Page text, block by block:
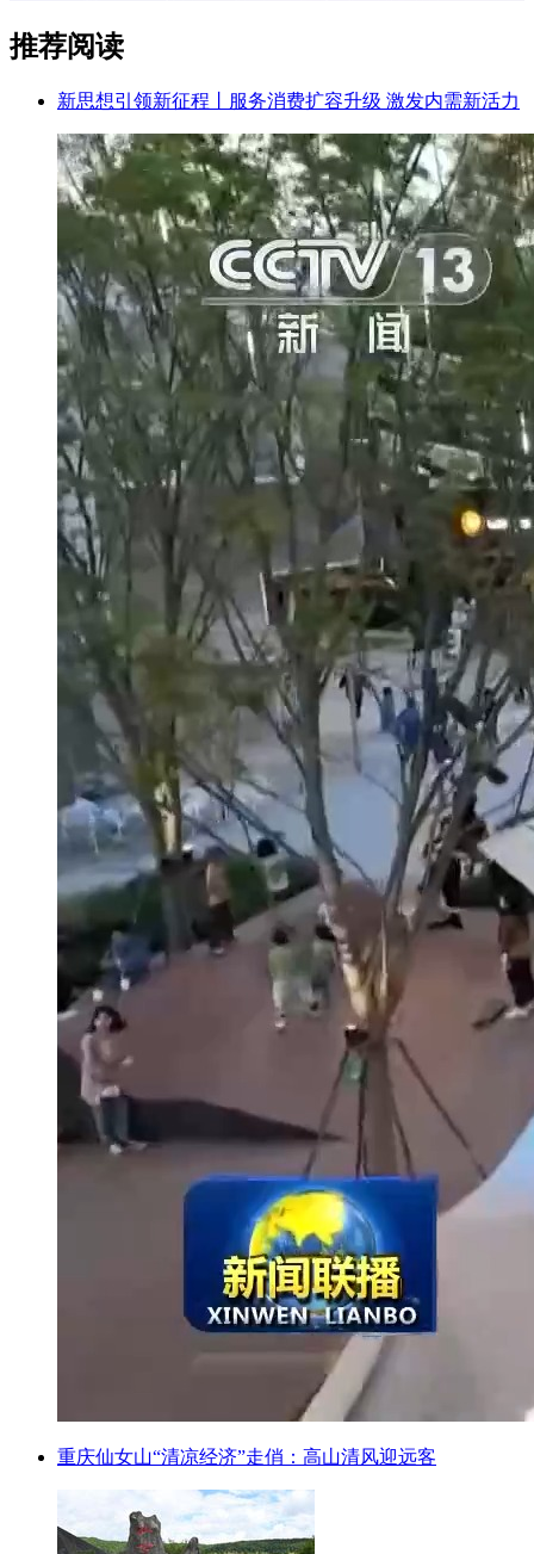
推荐阅读
新思想引领新征程丨服务消费扩容升级 激发内需新活力
重庆仙女山“清凉经济”走俏：高山清风迎远客